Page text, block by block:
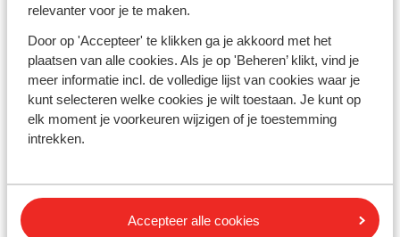
relevanter voor je te maken.
Door op 'Accepteer' te klikken ga je akkoord met het
plaatsen van alle cookies. Als je op 'Beheren’ klikt, vind je
meer informatie incl. de volledige lijst van cookies waar je
kunt selecteren welke cookies je wilt toestaan. Je kunt op
elk moment je voorkeuren wijzigen of je toestemming
intrekken.
Accepteer alle cookies
zorgen te maken over extra kosten. Bij Sunweb vind je
populaire bestemmingen. Of je nu wilt ontspannen aan
de prachtige badplaatsen van Turkijeof de historische
bezienswaardigheden van Griekenland wilt verkennen,
er is voor elk wat wils.Wil je een goedkope reis boeken?
Bekijk dan allebudget vakantiesnaar de zon.
Overweeg het laagseizoen in april,
september
en oktober voor voordelige tarieven en minder drukte